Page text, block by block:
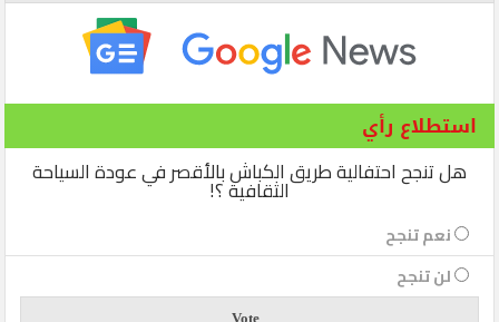
استطلاع رأي
هل تنجح احتفالية طريق الكباش بالأقصر في عودة السياحة
الثقافية ؟!
نعم تنجح
لن تنجح